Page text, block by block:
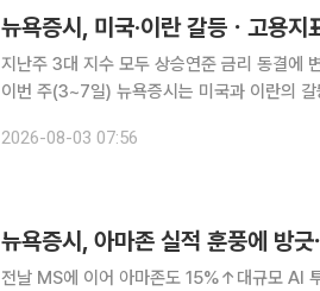
뉴욕증시, 미국·이란 갈등ㆍ고용
지난주 3대 지수 모두 상승연준 금리 동결에
이번 주(3~7일) 뉴욕증시는 미국과 이란의 갈등과 고
1.6% 올랐다. 다만 시장 변동폭은 평소보다
2026-08-03 07:56
뉴욕증시, 아마존 실적 훈풍에 방
전날 MS에 이어 아마존도 15%↑대규모 AI